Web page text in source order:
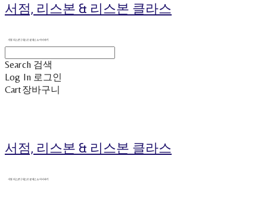
서점, 리스본 & 리스본 클라스
Search 검색
Log In 로그인
Cart장바구니
서점, 리스본 & 리스본 클라스